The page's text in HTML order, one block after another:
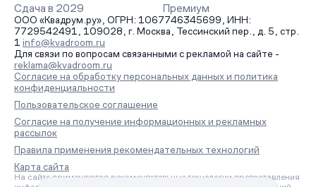
Сдача в 2029
Премиум
ООО «Квадрум.ру», ОГРН: 1067746345699, ИНН:
7729542491, 109028, г. Москва, Тессинский пер., д. 5, стр.
1 info@kvadroom.ru
Для связи по вопросам связанными с рекламой на сайте -
reklama@kvadroom.ru
Согласие на обработку персональных данных и политика
конфиденциальности
Пользовательское соглашение
Согласие на получение информационных и рекламных
рассылок
Правила применения рекомендательных технологий
Карта сайта
На сайте применяются рекомендательные технологии предоставления